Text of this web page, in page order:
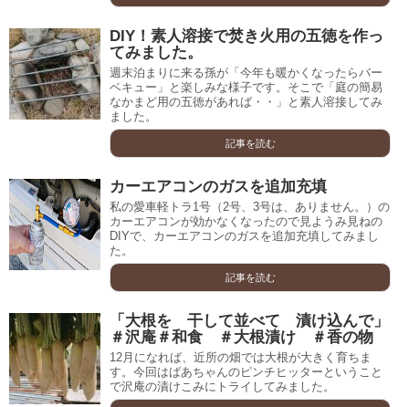
DIY！素人溶接で焚き火用の五徳を作っ
てみました。
週末泊まりに来る孫が「今年も暖かくなったらバー
ベキュー」と楽しみな様子です。そこで「庭の簡易
なかまど用の五徳があれば・・」と素人溶接してみ
ました。
記事を読む
カーエアコンのガスを追加充填
私の愛車軽トラ1号（2号、3号は、ありません。）の
カーエアコンが効かなくなったので見ようみ見ねの
DIYで、カーエアコンのガスを追加充填してみまし
た。
記事を読む
「大根を 干して並べて 漬け込んで」
＃沢庵＃和食 ＃大根漬け ＃香の物
12月になれば、近所の畑では大根が大きく育ちま
す。今回はばあちゃんのピンチヒッターということ
で沢庵の漬けこみにトライしてみました。